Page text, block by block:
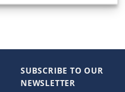
SUBSCRIBE TO OUR
NEWSLETTER